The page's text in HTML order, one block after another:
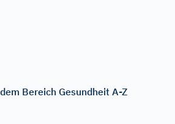
Bereich Gesundheit A-Z